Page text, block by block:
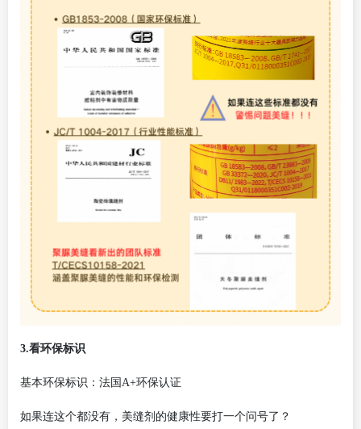
3.看环保标识
基本环保标识：法国 A+环保认证
如果连这个都没有，美缝剂的健康性要打一个问号了？